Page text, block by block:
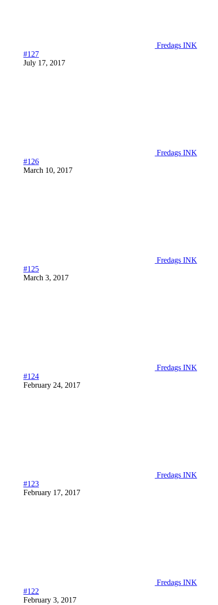
Fredags INK
#127
July 17, 2017
Fredags INK
#126
March 10, 2017
Fredags INK
#125
March 3, 2017
Fredags INK
#124
February 24, 2017
Fredags INK
#123
February 17, 2017
Fredags INK
#122
February 3, 2017